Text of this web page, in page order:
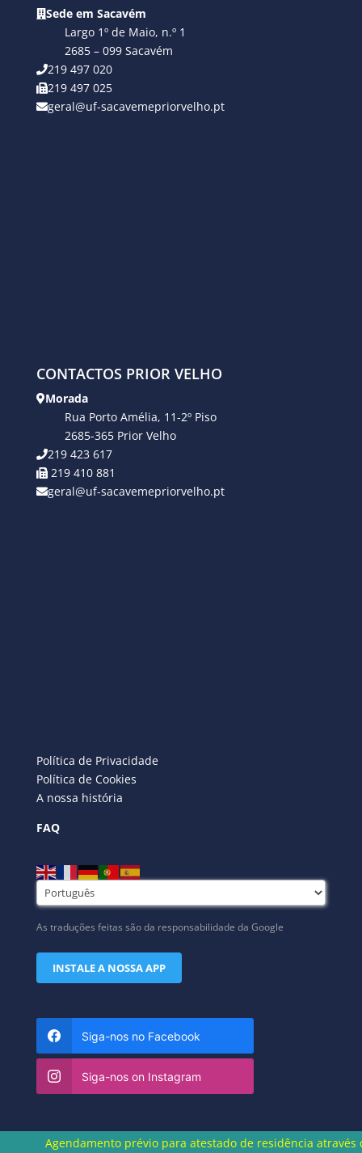
Sede em Sacavém
Largo 1º de Maio, n.º 1
2685 – 099 Sacavém
219 497 020
219 497 025
geral@uf-sacavemepriorvelho.pt
CONTACTOS PRIOR VELHO
Morada
Rua Porto Amélia, 11-2º Piso
2685-365 Prior Velho
219 423 617
219 410 881
geral@uf-sacavemepriorvelho.pt
Política de Privacidade
Política de Cookies
A nossa história
FAQ
As traduções feitas são da responsabilidade da Google
INSTALE A NOSSA APP
Siga-nos no Facebook
Siga-nos on Instagram
Agendamento prévio para atestado de residência através do